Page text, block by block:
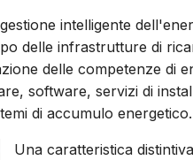
intelligente
delle infrastrutture di
delle competenze di
software, servizi di
di accumulo energetico.
Una caratteristica